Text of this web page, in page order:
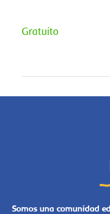
Gratuito
Somos una comunidad